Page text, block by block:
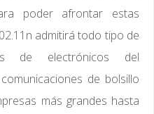
poder afrontar estas
admitirá todo tipo de
de electrónicos del
de bolsillo
más grandes hasta